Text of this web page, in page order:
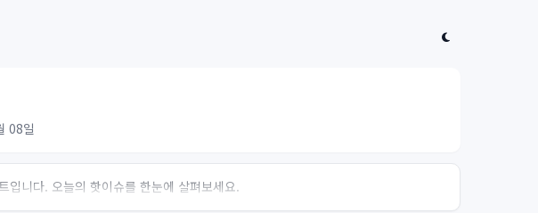
08일
입니다. 오늘의 핫이슈를 한눈에 살펴보세요.